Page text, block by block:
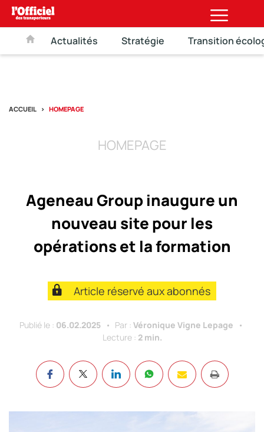
Actualités Stratégie Transition
ACCUEIL HOMEPAGE
HOMEPAGE
Ageneau Group inaugure un
nouveau site pour les
opérations et la formation
Article réservé aux abonnés
Publié le : 06.02.2025 Par : Véronique Vigne Lepage
Lecture : 2 min.